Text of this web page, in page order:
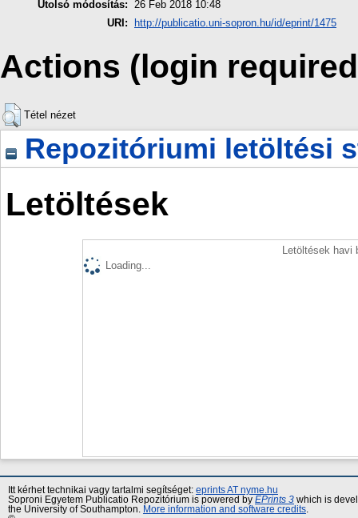
Utolsó módosítás: 26 Feb 2018 10:48
URI:
http://publicatio.uni-sopron.hu/id/eprint/1475
Actions (login
Tétel nézet
Repozitóriumi letöltési
Letöltések
Letöltések havi
Loading...
Itt kérhet technikai vagy tartalmi segítséget: eprints AT nyme.hu
Soproni Egyetem Publicatio Repozitórium is powered by EPrints 3 which is
the University of Southampton.
More information and software credits